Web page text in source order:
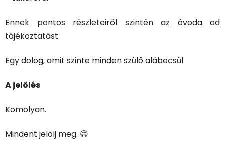
Ennek pontos részleteiről szintén az óvoda ad
tájékoztatást.
Egy dolog, amit szinte minden szülő alábecsül
A jelölés
Komolyan.
Mindent jelölj meg. 😄